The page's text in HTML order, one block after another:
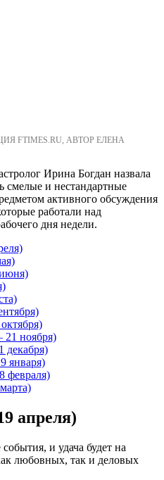
FTIMES.RU, АВТОР ЕЛЕНА
Ирина Богдан назвала
смелые и нестандартные
активного обсуждения
работали над
дня недели.
21 ноября)
декабря)
января)
февраля)
апреля)
и удача будет на
любовных, так и деловых